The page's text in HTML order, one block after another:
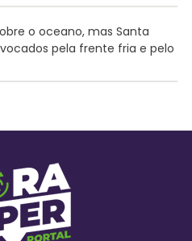
o oceano, mas Santa
pela frente fria e pelo